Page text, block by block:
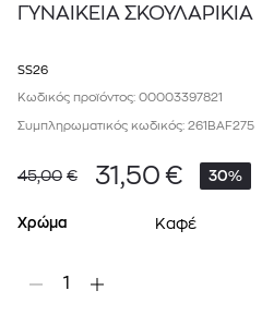
ΓΥΝΑΙΚΕΙΑ ΣΚΟΥΛΑΡΙΚΙΑ
SS26
Κωδικός προϊόντος: 00003397821
Συμπληρωματικός κωδικός: 261BAF275
45,00 € 31,50 € 30%
Χρώμα Καφέ
1